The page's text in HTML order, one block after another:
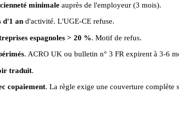
minimaleauprès de l'employeur (3 mois).
d'1 and'activité. L'UGE-CE refuse.
espagnoles > 20 %. Motif de refus.
. ACRO UK ou bulletin n° 3 FR expirent à 3-6
traduit.
copaiement. La règle exige une couverture complète